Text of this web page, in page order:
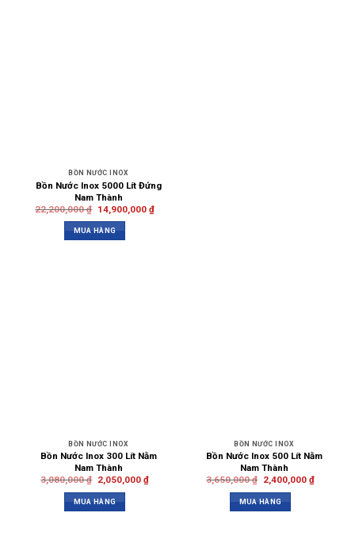
BỒN NƯỚC INOX
Bồn Nước Inox 5000 Lít Đứng
Nam Thành
22,200,000₫ 14,900,000 ₫
MUA HÀNG
BỒN NƯỚC INOX
Bồn Nước Inox 300 Lít Nằm
Nam Thành
3,080,000₫ 2,050,000 ₫
MUA HÀNG
BỒN NƯỚC INOX
Bồn Nước Inox 500 Lít Nằm
Nam Thành
3,650,000₫ 2,400,000 ₫
MUA HÀNG